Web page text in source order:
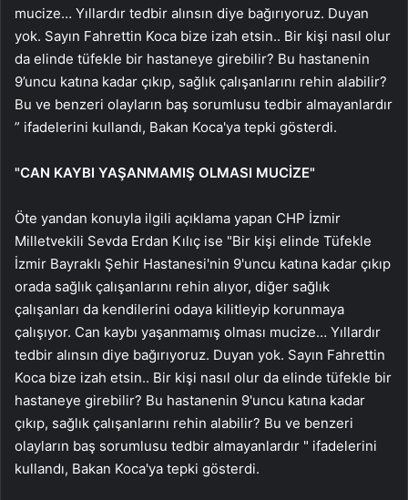
mucize… Yıllardır tedbir alınsın diye bağırıyoruz. Duyan
yok. Sayın Fahrettin Koca bize izah etsin.. Bir kişi nasıl olur
da elinde tüfekle bir hastaneye girebilir? Bu hastanenin
9’uncu katına kadar çıkıp, sağlık çalışanlarını rehin alabilir?
Bu ve benzeri olayların baş sorumlusu tedbir almayanlardır
” ifadelerini kullandı, Bakan Koca'ya tepki gösterdi.
"CAN KAYBI YAŞANMAMIŞ OLMASI MUCİZE"
Öte yandan konuyla ilgili açıklama yapan CHP İzmir
Milletvekili Sevda Erdan Kılıç ise "Bir kişi elinde Tüfekle
İzmir Bayraklı Şehir Hastanesi'nin 9'uncu katına kadar çıkıp
orada sağlık çalışanlarını rehin alıyor, diğer sağlık
çalışanları da kendilerini odaya kilitleyip korunmaya
çalışıyor. Can kaybı yaşanmamış olması mucize… Yıllardır
tedbir alınsın diye bağırıyoruz. Duyan yok. Sayın Fahrettin
Koca bize izah etsin.. Bir kişi nasıl olur da elinde tüfekle bir
hastaneye girebilir? Bu hastanenin 9'uncu katına kadar
çıkıp, sağlık çalışanlarını rehin alabilir? Bu ve benzeri
olayların baş sorumlusu tedbir almayanlardır " ifadelerini
kullandı, Bakan Koca'ya tepki gösterdi.